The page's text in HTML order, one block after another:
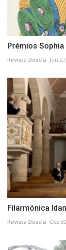
Prémios
Revista Descla Jun
Filarmónica
Revista Descla Dez